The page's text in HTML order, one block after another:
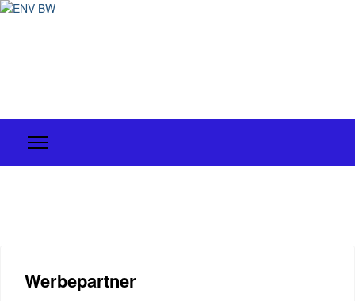
Werbepartner